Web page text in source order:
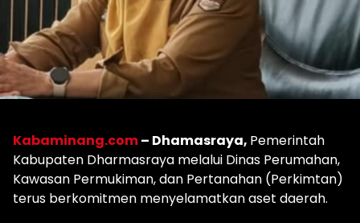
Kabaminang.com– Dhamasraya, Pemerintah
Kabupaten Dharmasraya melalui Dinas Perumahan,
Kawasan Permukiman, dan Pertanahan (Perkimtan)
terus berkomitmen menyelamatkan aset daerah.